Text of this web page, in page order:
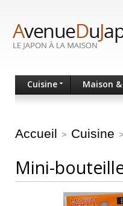
Cuisine Maison &
Accueil > Cuisine >
Mini-